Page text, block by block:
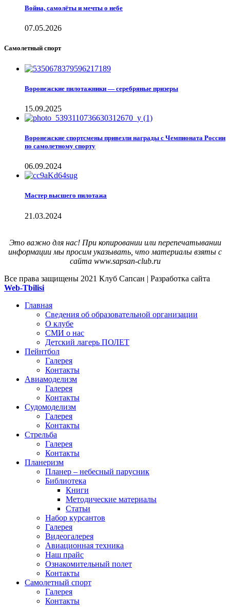
Война, самолёты и мечты о небе
07.05.2026
Самолетный спорт
Воронежские пилотажники — серебряные призеры
15.09.2025
Воронежские спортсмены привезли награды с Чемпионата России
по самолетному спорту
06.09.2024
Мастер высшего пилотажа
21.03.2024
Это важно для нас! При копировании или перепечатывании
информации мы просим указывать, что материалы взяты с
сайта www.sapsan-club.ru
Все права защищены 2021 Клуб Сапсан | Разработка сайта
Web-Tbilisi
Главная
Сведения об образовательной организации
О клубе
СМИ о нас
Детский лагерь ПОЛЕТ
Пейнтбол
Галерея
Контакты
Авиамоделизм
Галерея
Контакты
Судомоделизм
Галерея
Контакты
Стрельба
Галерея
Контакты
Планеризм
Планер – небесный парусник
Библиотека
Книги
Методические материалы
Статьи
Набор курсантов
Галерея
Видеогалерея
Авиационная техника
Наш прайс
Ознакомительный полет
Контакты
Самолетный спорт
Галерея
Контакты